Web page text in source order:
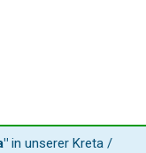
in unserer Kreta /